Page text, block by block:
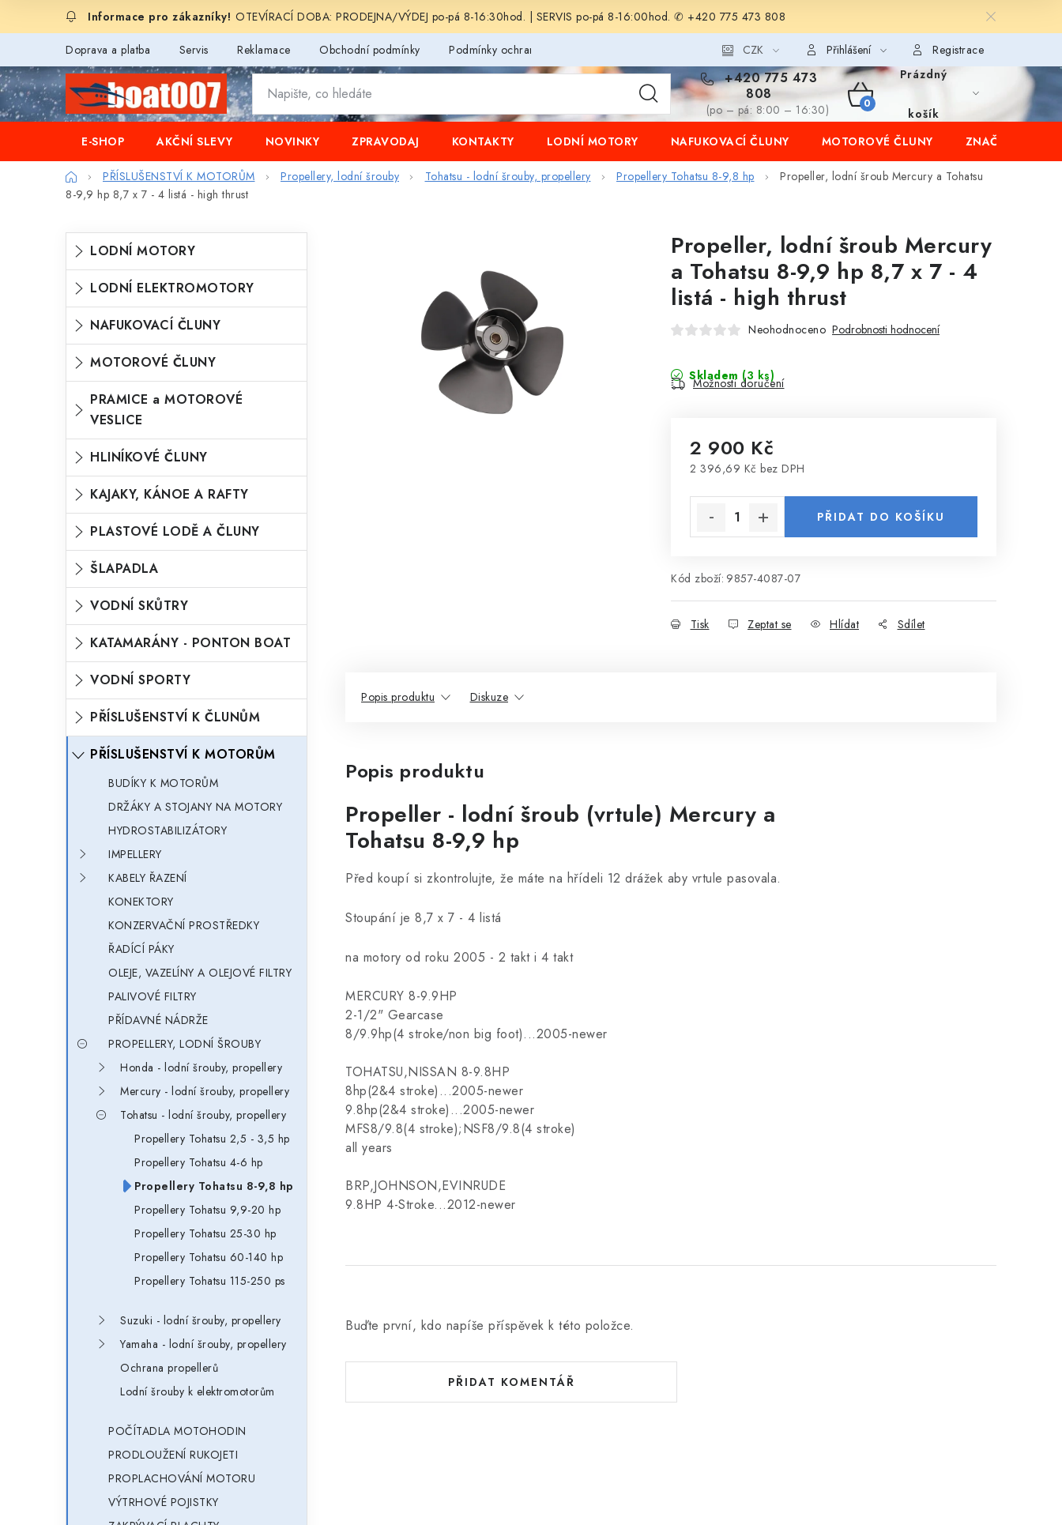
OTEVÍRACÍ DOBA: PRODEJNA/VÝDEJ po-pá 8-16:30hod. | SERVIS po-pá 8-16:00hod. ✆ +420 775 473 808
Doprava a platba Servis Reklamace Obchodní podmínky Podmínky ochrany osobních údajů CZK Přihlášení Registrace
+420 775 473
808
(po – pá: 8:00 – 16:30)
NÁKUPNÍ
KOŠÍK
Prázdný
košík
E-SHOP
AKČNÍ SLEVY NOVINKY ZPRAVODAJ KONTAKTY LODNÍ MOTORY NAFUKOVACÍ ČLUNY MOTOROVÉ ČLUNY ZNAČKY
DomůPŘÍSLUŠENSTVÍ K MOTORŮM Propellery, lodní šrouby Tohatsu - lodní šrouby, propellery Propellery Tohatsu 8-9,8 hp
Propeller, lodní šroub Mercury a Tohatsu
8-9,9 hp 8,7 x 7 - 4 listá - high thrust
P
o
t
a
n
n
p
a
n
e
Přeskočit
kategorie
K
a
e
g
o
e
LODNÍ MOTORY
LODNÍ ELEKTROMOTORY
NAFUKOVACÍ ČLUNY
MOTOROVÉ ČLUNY
PRAMICE a MOTOROVÉ
VESLICE
HLINÍKOVÉ ČLUNY
KAJAKY, KÁNOE A RAFTY
PLASTOVÉ LODĚ A ČLUNY
ŠLAPADLA
VODNÍ SKŮTRY
KATAMARÁNY - PONTON BOAT
VODNÍ SPORTY
PŘÍSLUŠENSTVÍ K ČLUNŮM
PŘÍSLUŠENSTVÍ K MOTORŮM
BUDÍKY K MOTORŮM
DRŽÁKY A STOJANY NA MOTORY
HYDROSTABILIZÁTORY
IMPELLERY
KABELY ŘAZENÍ
KONEKTORY
KONZERVAČNÍ PROSTŘEDKY
ŘADÍCÍ PÁKY
OLEJE, VAZELÍNY A OLEJOVÉ FILTRY
PALIVOVÉ FILTRY
PŘÍDAVNÉ NÁDRŽE
PROPELLERY, LODNÍ ŠROUBY
Honda - lodní šrouby, propellery
Mercury - lodní šrouby, propellery
Tohatsu - lodní šrouby, propellery
Propellery Tohatsu 2,5 - 3,5 hp
Propellery Tohatsu 4-6 hp
Propellery Tohatsu 8-9,8 hp
Propellery Tohatsu 9,9-20 hp
Propellery Tohatsu 25-30 hp
Propellery Tohatsu 60-140 hp
Propellery Tohatsu 115-250 ps
Suzuki - lodní šrouby, propellery
Yamaha - lodní šrouby, propellery
Ochrana propellerů
Lodní šrouby k elektromotorům
POČÍTADLA MOTOHODIN
PRODLOUŽENÍ RUKOJETI
PROPLACHOVÁNÍ MOTORU
VÝTRHOVÉ POJISTKY
Propeller, lodní šroub Mercury
a Tohatsu 8-9,9 hp 8,7 x 7 - 4
listá - high thrust
Neohodnoceno Podrobnosti hodnocení
Skladem (3 ks)
Možnosti doručení
2 900 Kč
2 396,69 Kč bez DPH
PŘIDAT DO KOŠÍKU
Kód zboží: 9857-4087-07
Tisk Zeptat se Hlídat Sdílet
Popis produktu Diskuze
Popis produktu
Propeller - lodní šroub (vrtule) Mercury a
Tohatsu 8-9,9 hp
Před koupí si zkontrolujte, že máte na hřídeli 12 drážek aby vrtule pasovala.
Stoupání je 8,7 x 7 - 4 listá
na motory od roku 2005 - 2 takt i 4 takt
MERCURY 8-9.9HP
2-1/2" Gearcase
8/9.9hp(4 stroke/non big foot)...2005-newer
TOHATSU,NISSAN 8-9.8HP
8hp(2&4 stroke)...2005-newer
9.8hp(2&4 stroke)...2005-newer
MFS8/9.8(4 stroke);NSF8/9.8(4 stroke)
all years
BRP,JOHNSON,EVINRUDE
9.8HP 4-Stroke...2012-newer
Buďte první, kdo napíše příspěvek k této položce.
PŘIDAT KOMENTÁŘ